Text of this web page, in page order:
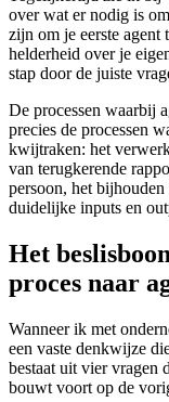
over wat er nodig is
zijn om je eerste
helderheid over je
stap door de juiste
De processen waarbij
precies de processen
kwijtraken: het
van terugkerende
persoon, het
duidelijke inputs en
Het
proces naar
Wanneer ik met
een vaste denkwijze
bestaat uit vier vragen
bouwt voort op de